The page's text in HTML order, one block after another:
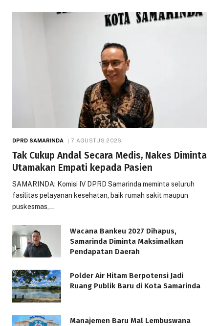
DPRD SAMARINDA 7 AGUSTUS 2026
Tak Cukup Andal Secara Medis, Nakes Diminta
Utamakan Empati kepada Pasien
SAMARINDA: Komisi IV DPRD Samarinda meminta seluruh
fasilitas pelayanan kesehatan, baik rumah sakit maupun
puskesmas,…
Wacana Bankeu 2027 Dihapus,
Samarinda Diminta Maksimalkan
Pendapatan Daerah
Polder Air Hitam Berpotensi Jadi
Ruang Publik Baru di Kota Samarinda
Manajemen Baru Mal Lembuswana